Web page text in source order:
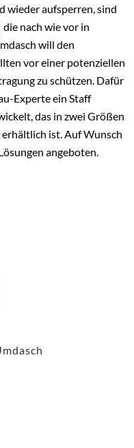
wieder aufsperren, sind
nach wie vor in
will den
vor einer potenziellen
zu schützen. Dafür
Experte ein Staff
das in zwei Größen
erhältlich ist. Auf Wunsch
angeboten.